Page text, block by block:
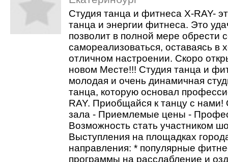
Студия танца и фитнеса X-RAY-
танца и энергии фитнеса. Это
позволит в полной мере обрести
самореализоваться, оставаясь
отличном настроении. Скоро
новом Месте!!! Студия танца и
молодая и очень динамичная
танца, которую основал
RAY. Приобщайся к танцу с
зала - Приемлемые цены -
Возможность стать участником
Выступления на площадках
направления: * популярные
программы на расслабление и